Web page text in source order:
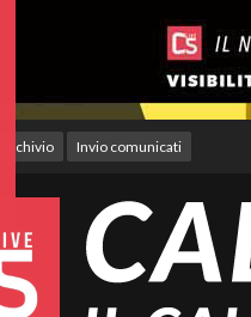
Archivio Invio comunicati